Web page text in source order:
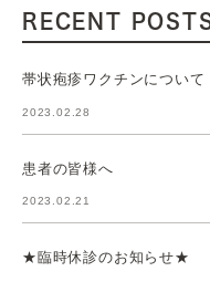
RECENT
帯状疱疹ワクチンについて
2023.02.28
患者の皆様へ
2023.02.21
★臨時休診のお知らせ★